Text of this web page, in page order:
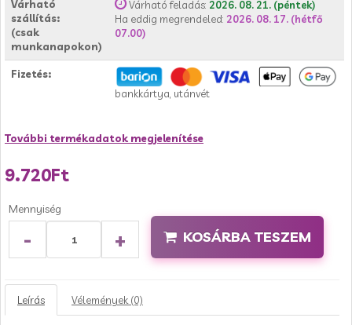
Várható
szállítás:
(csak
munkanapokon)
Várható feladás: 2026. 08. 21. (péntek)
Ha eddig megrendeled: 2026. 08. 17. (hétfő
07.00)
Fizetés:
bankkártya, utánvét
További termékadatok megjelenítése
9.720Ft
Mennyiség
- + KOSÁRBA TESZEM
Leírás Vélemények (0)